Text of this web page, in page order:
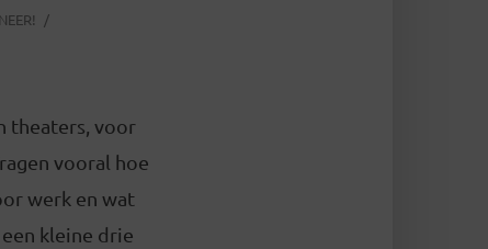
theaters, voor
vooral hoe
werk en wat
kleine drie